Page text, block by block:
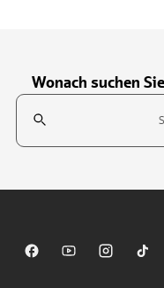
Wonach suchen
Suchfeld
Sparkasse auf Facebook
Sparkasse auf
Sparkasse